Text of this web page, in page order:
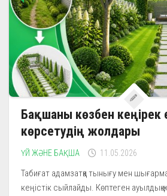
Бақшаны көзбен кеңірек
көрсетудің жолдары
ҮЙ ЖӘНЕ БАҚША 11.05.2026
Табиғат адамзатқа тынығу мен
кеңістік сыйлайды. Көптеген ауылдық